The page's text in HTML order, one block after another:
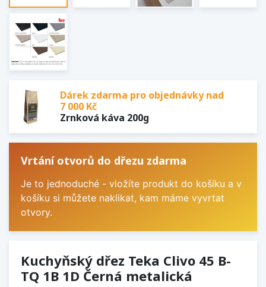
Dárek zdarma pro objednávky nad
7 000 Kč
Zrnková káva 200g
Vrtání otvorů do dřezu zdarma
Je to jednoduché - vložíte produkt do košíku a v
košíku si můžete naklikat, kam máme vyvrtat
otvory.
Kuchyňský dřez Teka Clivo 45 B-
TQ 1B 1D Černá metalická